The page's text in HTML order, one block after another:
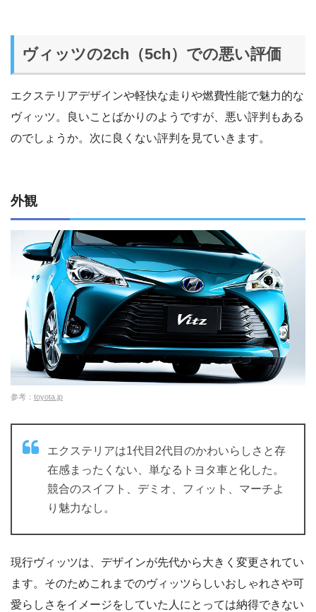
ヴィッツの2ch（5ch）での悪い評価
エクステリアデザインや軽快な走りや燃費性能で魅力的な
ヴィッツ。良いことばかりのようですが、悪い評判もある
のでしょうか。次に良くない評判を見ていきます。
外観
参考： toyota.jp
エクステリアは1代目2代目のかわいらしさと存
在感まったくない、単なるトヨタ車と化した。
競合のスイフト、デミオ、フィット、マーチよ
り魅力なし。
現行ヴィッツは、デザインが先代から大きく変更されてい
ます。そのためこれまでのヴィッツらしいおしゃれさや可
愛らしさをイメージをしていた人にとっては納得できない